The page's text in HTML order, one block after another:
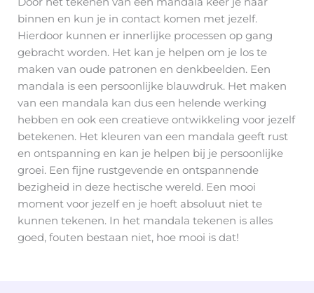
binnen en kun je in contact komen met jezelf.
Hierdoor kunnen er innerlijke processen op gang
gebracht worden. Het kan je helpen om je los te
maken van oude patronen en denkbeelden. Een
mandala is een persoonlijke blauwdruk. Het maken
van een mandala kan dus een helende werking
hebben en ook een creatieve ontwikkeling voor jezelf
betekenen. Het kleuren van een mandala geeft rust
en ontspanning en kan je helpen bij je persoonlijke
groei. Een fijne rustgevende en ontspannende
bezigheid in deze hectische wereld. Een mooi
moment voor jezelf en je hoeft absoluut niet te
kunnen tekenen. In het mandala tekenen is alles
goed, fouten bestaan niet, hoe mooi is dat!